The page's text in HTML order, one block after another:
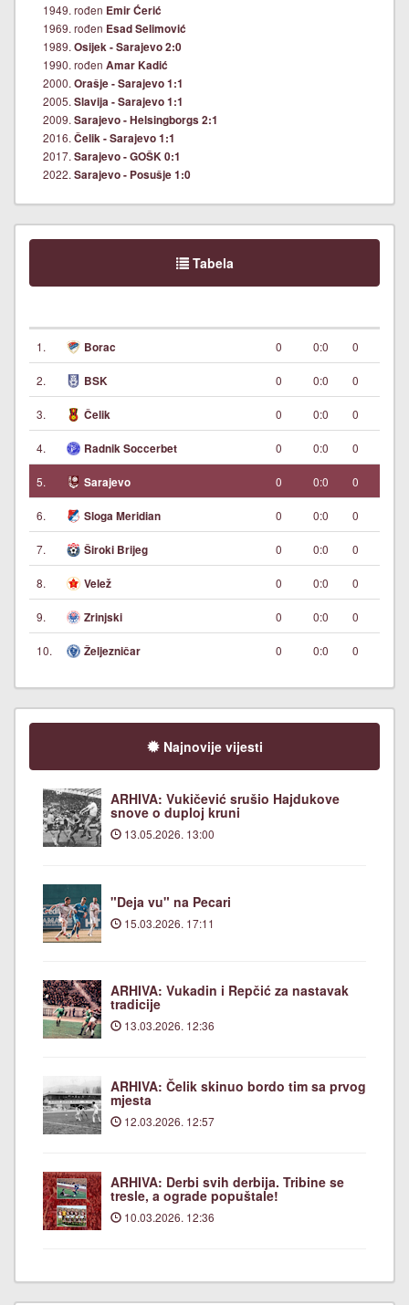
1949. rođen Emir Ćerić
1969. rođen Esad Selimović
1989. Osijek - Sarajevo 2:0
1990. rođen Amar Kadić
2000. Orašje - Sarajevo 1:1
2005. Slavija - Sarajevo 1:1
2009. Sarajevo - Helsingborgs 2:1
2016. Čelik - Sarajevo 1:1
2017. Sarajevo - GOŠK 0:1
2022. Sarajevo - Posušje 1:0
Tabela
1. Borac 0 0:0 0
2. BSK 0 0:0 0
3. Čelik 0 0:0 0
4. Radnik Soccerbet 0 0:0 0
5. Sarajevo 0 0:0 0
6. Sloga Meridian 0 0:0 0
7. Široki Brijeg 0 0:0 0
8. Velež 0 0:0 0
9. Zrinjski 0 0:0 0
10. Željezničar 0 0:0 0
Najnovije vijesti
ARHIVA: Vukičević srušio Hajdukove
snove o duploj kruni
13.05.2026. 13:00
"Deja vu" na Pecari
15.03.2026. 17:11
ARHIVA: Vukadin i Repčić za nastavak
tradicije
13.03.2026. 12:36
ARHIVA: Čelik skinuo bordo tim sa prvog
mjesta
12.03.2026. 12:57
ARHIVA: Derbi svih derbija. Tribine se
tresle, a ograde popuštale!
10.03.2026. 12:36